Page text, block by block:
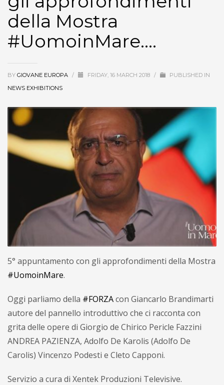
della Mostra
#UomoinMare….
BY GIOVANE EUROPA / FRIDAY, 16 MARCH 2018 /
PUBLISHED IN
NEWS EXHIBITIONS
5° appuntamento con gli approfondimenti della Mostra
#UomoinMare.
Oggi parliamo della #FORZAcon Giancarlo Brandimarti
autore del pannello introduttivo che ci racconta con
grita delle opere di Giorgio de Chirico Pericle Fazzini
ANDREA PAZIENZA, Adolfo De Karolis (Adolfo De
Carolis) Vincenzo Podesti e Cleto Capponi.
Servizio a cura di Xentek Produzioni Televisive.